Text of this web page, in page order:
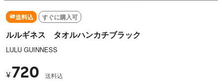
送料込 すぐに購入可
ルルギネス タオルハンカチブラック
LULU GUINNESS
¥720 送料込